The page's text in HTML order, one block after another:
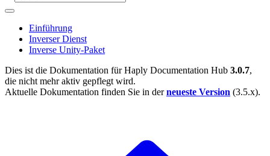
Einführung
Inverser Dienst
Inverse Unity-Paket
Dies ist die Dokumentation für Haply Documentation Hub 3.0.7,
die nicht mehr aktiv gepflegt wird.
Aktuelle Dokumentation finden Sie in derneueste Version (3.5.x).